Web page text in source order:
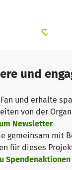
bieten zudem
den
Engagements.
und
und erhalte
von der
Newsletter
gemeinsam mit
für dieses
Spendenaktionen